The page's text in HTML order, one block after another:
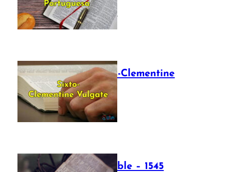
July 16, 2025
The Sixto-Clementine
Vulgate
July 12, 2025
Luther Bible – 1545